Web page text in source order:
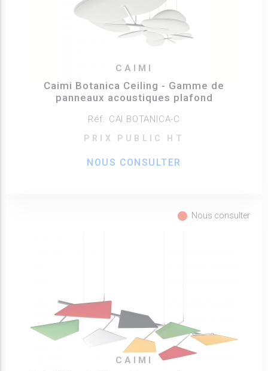
CAIMI
Caimi Botanica Ceiling - Gamme de
panneaux acoustiques plafond
Réf. CAI BOTANICA-C
PRIX PUBLIC HT
NOUS CONSULTER
fiber_manual_record Nous consulter
CAIMI